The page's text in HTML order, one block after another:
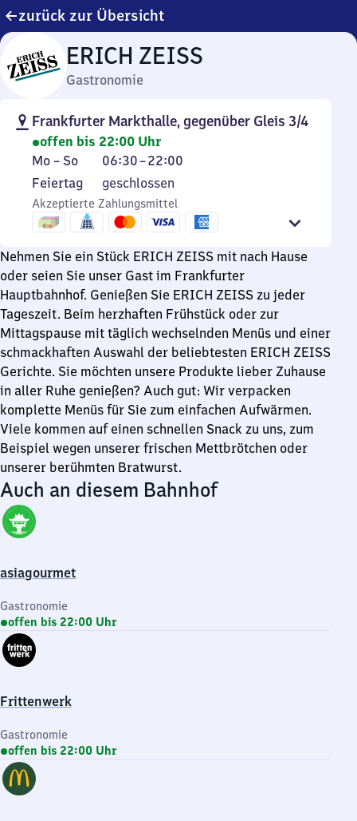
zurück zur Übersicht
ERICH ZEISS
Gastronomie
Frankfurter Markthalle, gegenüber Gleis 3/4
offen bis 22:00 Uhr
Montag
bis
Sonntag
Mo – So 06:30–22:00
Von
6
Uhr
30
bis
22
Uhr
Feiertag
Feiertag geschlossen
Akzeptierte Zahlungsmittel
Nehmen Sie ein Stück ERICH ZEISS mit nach Hause
oder seien Sie unser Gast im Frankfurter
Hauptbahnhof. Genießen Sie ERICH ZEISS zu jeder
Tageszeit. Beim herzhaften Frühstück oder zur
Mittagspause mit täglich wechselnden Menüs und einer
schmackhaften Auswahl der beliebtesten ERICH ZEISS
Gerichte. Sie möchten unsere Produkte lieber Zuhause
in aller Ruhe genießen? Auch gut: Wir verpacken
komplette Menüs für Sie zum einfachen Aufwärmen.
Viele kommen auf einen schnellen Snack zu uns, zum
Beispiel wegen unserer frischen Mettbrötchen oder
unserer berühmten Bratwurst.
Auch an diesem Bahnhof
asiagourmet
Gastronomie
offen bis 22:00 Uhr
Frittenwerk
Gastronomie
offen bis 22:00 Uhr